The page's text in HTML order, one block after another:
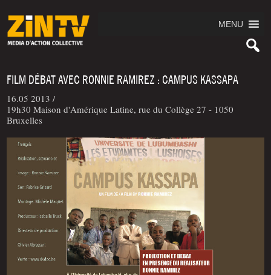
MENU
FILM DÉBAT AVEC RONNIE RAMIREZ : CAMPUS KASSAPA
16.05 2013 /
19h30 Maison d'Amérique Latine, rue du Collège 27 - 1050
Bruxelles